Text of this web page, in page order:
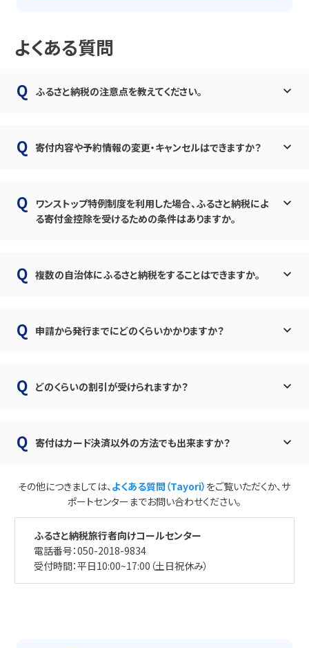
よくある質問
ふるさと納税の注意点を教えてください。
寄付内容や予約情報の変更・キャンセルはできますか？
ワンストップ特例制度を利用した場合、ふるさと納税によ
る寄付金控除を受けるための条件はありますか。
複数の自治体にふるさと納税をすることはできますか。
申請から発行までにどのくらいかかりますか？
どのくらいの割引が受けられますか？
寄付はカード決済以外の方法でも出来ますか？
その他につきましては、よくある質問（Tayori） をご覧いただくか、サ
ポートセンターまでお問い合わせください。
ふるさと納税旅行者向けコールセンター
電話番号：050-2018-9834
受付時間：平日10:00~17:00（土日祝休み）